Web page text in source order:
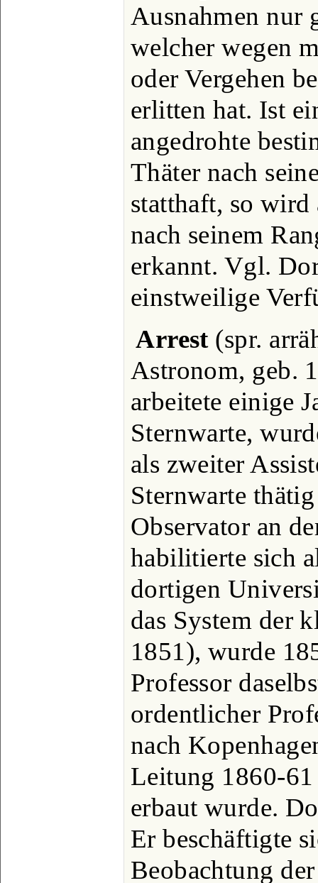
Ausnahmen nur
welcher wegen
oder Vergehen
erlitten hat. Ist
angedrohte
Thäter nach
statthaft, so
nach seinem
erkannt. Vgl.
einstweilige
Arrest(spr.
Astronom, geb.
arbeitete einige
Sternwarte,
als zweiter
Sternwarte
Observator an
habilitierte sich
dortigen
das System der
1851), wurde
Professor
ordentlicher
nach
Leitung 1860-61
erbaut wurde.
Er beschäftigte
Beobachtung